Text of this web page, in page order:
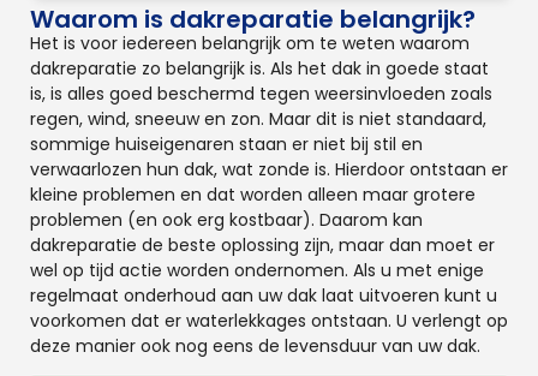
Waarom is dakreparatie belangrijk?
Het is voor iedereen belangrijk om te weten waarom
dakreparatie zo belangrijk is. Als het dak in goede staat
is, is alles goed beschermd tegen weersinvloeden zoals
regen, wind, sneeuw en zon. Maar dit is niet standaard,
sommige huiseigenaren staan er niet bij stil en
verwaarlozen hun dak, wat zonde is. Hierdoor ontstaan er
kleine problemen en dat worden alleen maar grotere
problemen (en ook erg kostbaar). Daarom kan
dakreparatie de beste oplossing zijn, maar dan moet er
wel op tijd actie worden ondernomen. Als u met enige
regelmaat onderhoud aan uw dak laat uitvoeren kunt u
voorkomen dat er waterlekkages ontstaan. U verlengt op
deze manier ook nog eens de levensduur van uw dak.